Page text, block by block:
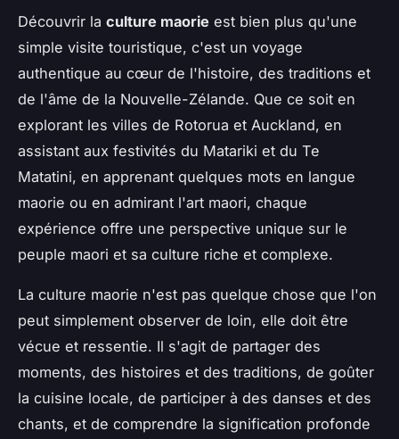
Découvrir la culture maorie est bien plus qu'une
simple visite touristique, c'est un voyage
authentique au cœur de l'histoire, des traditions et
de l'âme de la Nouvelle-Zélande. Que ce soit en
explorant les villes de Rotorua et Auckland, en
assistant aux festivités du Matariki et du Te
Matatini, en apprenant quelques mots en langue
maorie ou en admirant l'art maori, chaque
expérience offre une perspective unique sur le
peuple maori et sa culture riche et complexe.
La culture maorie n'est pas quelque chose que l'on
peut simplement observer de loin, elle doit être
vécue et ressentie. Il s'agit de partager des
moments, des histoires et des traditions, de goûter
la cuisine locale, de participer à des danses et des
chants, et de comprendre la signification profonde